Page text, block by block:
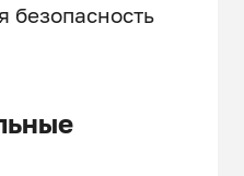
безопасность